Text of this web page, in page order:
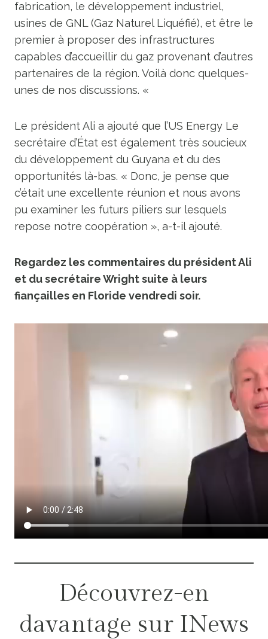
fabrication, le développement industriel,
usines de GNL (Gaz Naturel Liquéfié), et être le
premier à proposer des infrastructures
capables d’accueillir du gaz provenant d’autres
partenaires de la région. Voilà donc quelques-
unes de nos discussions. «
Le président Ali a ajouté que l’US Energy Le
secrétaire d’État est également très soucieux
du développement du Guyana et du des
opportunités là-bas. « Donc, je pense que
c’était une excellente réunion et nous avons
pu examiner les futurs piliers sur lesquels
repose notre coopération », a-t-il ajouté.
Regardez les commentaires du président Ali
et du secrétaire Wright suite à leurs
fiançailles en Floride vendredi soir.
Découvrez-en
davantage sur INews